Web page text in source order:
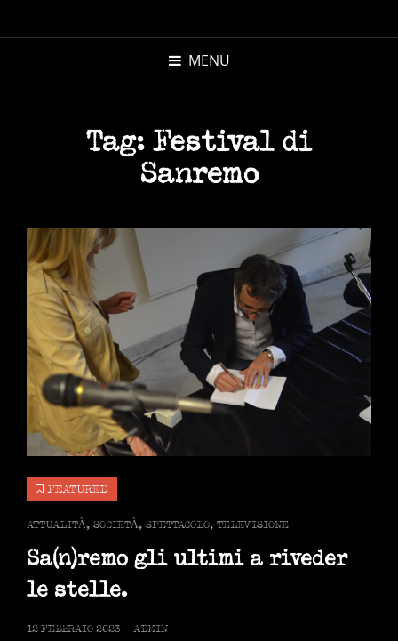
MENU
Tag: Festival di
Sanremo
FEATURED
CAT
LINKS
ATTUALITÀ, SOCIETÀ, SPETTACOLO, TELEVISIONE
Sa(n)remo gli ultimi a riveder
le stelle.
POSTED
12 FEBBRAIO 2023 ADMIN